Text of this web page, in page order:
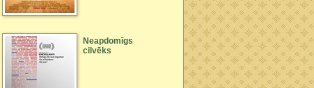
Neapdomīgs
cilvēks